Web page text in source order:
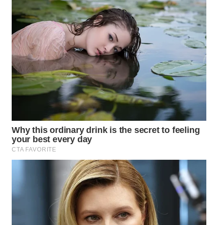
WN DELI
SERDANG
WN
TEBING
TINGGI
WN
WN
KARAWANG
WN